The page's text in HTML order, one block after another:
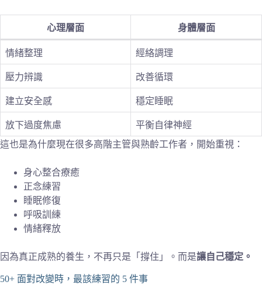
心理層面 身體層面
情緒整理 經絡調理
壓力辨識 改善循環
建立安全感 穩定睡眠
放下過度焦慮
平衡自律神經
這也是為什麼現在很多高階主管與熟齡工作者，開始重視：
身心整合療癒
正念練習
睡眠修復
呼吸訓練
情緒釋放
因為真正成熟的養生，不再只是「撐住」。而是讓自己穩定。
50+ 面對改變時，最該練習的 5 件事